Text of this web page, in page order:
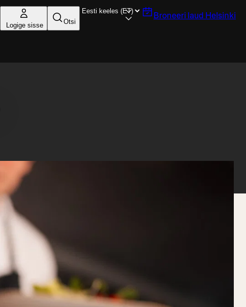
Logige sisse Otsi
Broneeri laud Helsinki